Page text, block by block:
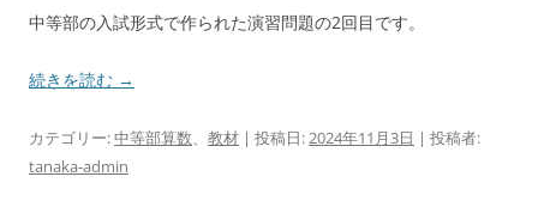
中等部の入試形式で作られた演習問題の2回目です。
続きを読む →
カテゴリー:中等部算数、 教材 | 投稿日:2024年11月3日 | 投稿者:
tanaka-admin